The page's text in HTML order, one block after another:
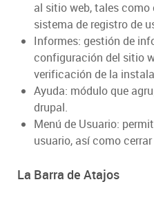
al sitio web, tales
sistema de registro de
Informes: gestión de
configuración del sitio
verificación de la
Ayuda: módulo que
drupal.
Menú de Usuario:
usuario, así como
La Barra de Atajos